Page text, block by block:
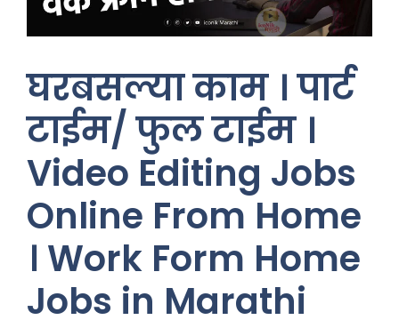
घरबसल्या काम । पार्ट
टाईम/ फुल टाईम ।
Video Editing Jobs
Online From Home
। Work Form Home
Jobs in Marathi